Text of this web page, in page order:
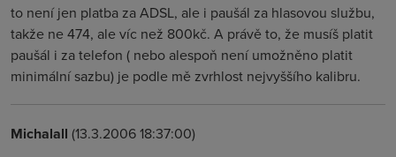
to není jen platba za ADSL, ale i paušál za hlasovou službu,
takže ne 474, ale víc než 800kč. A právě to, že musíš platit
paušál i za telefon ( nebo alespoň není umožněno platit
minimální sazbu) je podle mě zvrhlost nejvyššího kalibru.
Michalall (13.3.2006 18:37:00)